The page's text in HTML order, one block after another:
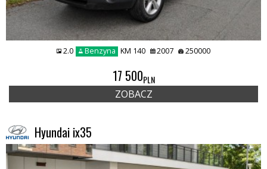
2.0 Benzyna KM 140 2007 250000
17 500PLN
ZOBACZ
Hyundai ix35